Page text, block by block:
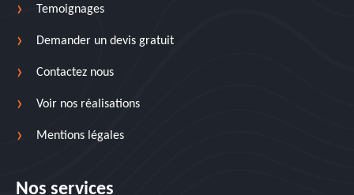
Temoignages
Demander un devis gratuit
Contactez nous
Voir nos réalisations
Mentions légales
Nos services